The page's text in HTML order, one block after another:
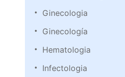
Ginecologia
Ginecología
Hematologia
Infectologia